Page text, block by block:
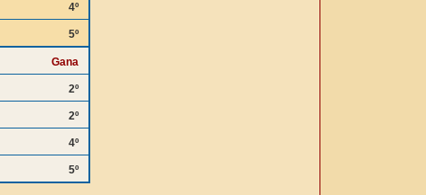
4º
5º
Gana
2º
2º
4º
5º